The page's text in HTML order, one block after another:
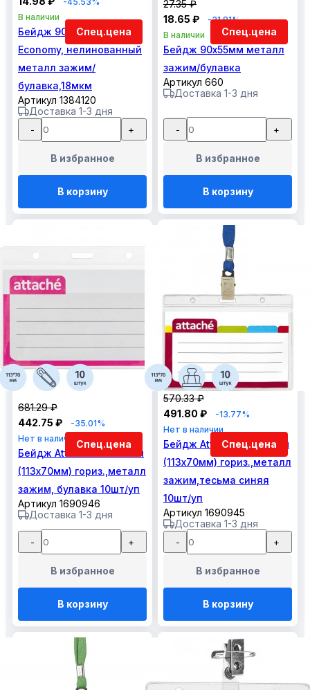
Спец.цена
В наличии
Бейдж 90х55мм Attache
Economy, нелинованный
металл зажим/
булавка,18мкм
Артикул 1384120
Доставка 1-3 дня
- +
В избранное
В корзину
Спец.цена
27.35 ₽
18.65 ₽
-31.81%
В наличии
Бейдж 90х55мм металл
зажим/булавка
Артикул 660
Доставка 1-3 дня
- +
В избранное
В корзину
Спец.цена
681.29 ₽
442.75 ₽
-35.01%
Нет в наличии
Бейдж Attache 120х87мм
(113х70мм) гориз.,металл
зажим, булавка 10шт/уп
Артикул 1690946
Доставка 1-3 дня
- +
В избранное
В корзину
Спец.цена
570.33 ₽
491.80 ₽
-13.77%
Нет в наличии
Бейдж Attache 120х87мм
(113х70мм) гориз.,металл
зажим,тесьма синяя
10шт/уп
Артикул 1690945
Доставка 1-3 дня
- +
В избранное
В корзину